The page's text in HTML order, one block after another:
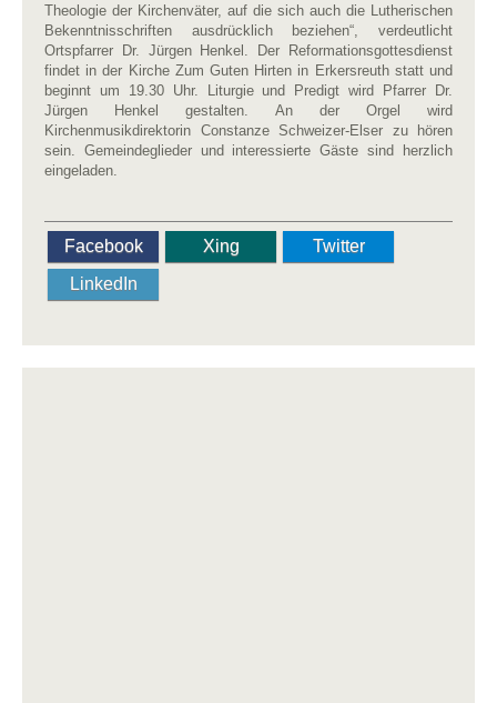
Theologie der Kirchenväter, auf die sich auch die Lutherischen
Bekenntnisschriften ausdrücklich beziehen“, verdeutlicht
Ortspfarrer Dr. Jürgen Henkel. Der Reformationsgottesdienst
findet in der Kirche Zum Guten Hirten in Erkersreuth statt und
beginnt um 19.30 Uhr. Liturgie und Predigt wird Pfarrer Dr.
Jürgen Henkel gestalten. An der Orgel wird
Kirchenmusikdirektorin Constanze Schweizer-Elser zu hören
sein. Gemeindeglieder und interessierte Gäste sind herzlich
eingeladen.
Facebook Xing
Twitter
LinkedIn